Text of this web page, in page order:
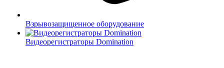
Взрывозащищенное оборудование
Видеорегистраторы Domination